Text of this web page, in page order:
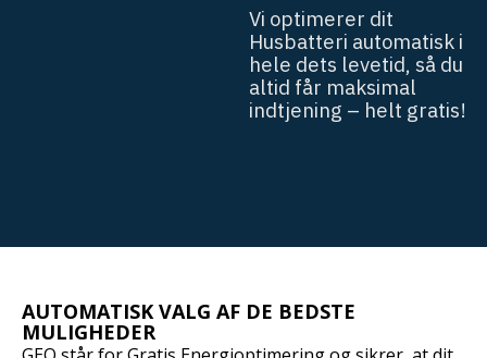
Vi optimerer dit
Husbatteri automatisk i
hele dets levetid, så du
altid får maksimal
indtjening – helt gratis!
AUTOMATISK VALG AF DE BEDSTE
MULIGHEDER